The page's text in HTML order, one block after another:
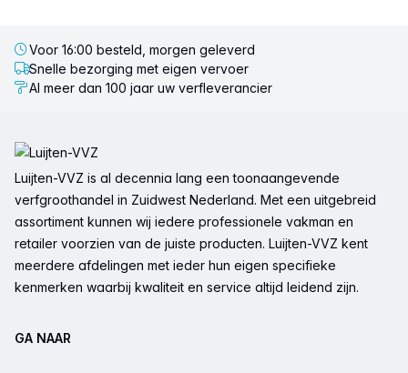
Voor 16:00 besteld, morgen geleverd
Snelle bezorging met eigen vervoer
Al meer dan 100 jaar uw verfleverancier
Luijten-VVZ is al decennia lang een toonaangevende
verfgroothandel in Zuidwest Nederland. Met een uitgebreid
assortiment kunnen wij iedere professionele vakman en
retailer voorzien van de juiste producten. Luijten-VVZ kent
meerdere afdelingen met ieder hun eigen specifieke
kenmerken waarbij kwaliteit en service altijd leidend zijn.
GA NAAR